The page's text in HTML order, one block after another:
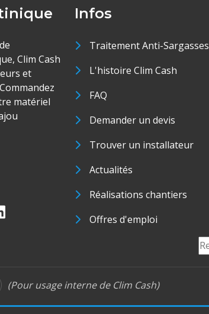
Clim Cash
et
matériel
Infos
Traitement Anti-Sargasses
L'histoire Clim Cash
FAQ
Demander un devis
Trouver un installateur
Actualités
Réalisations chantiers
Offres d'emploi
(Pour usage interne de Clim Cash)